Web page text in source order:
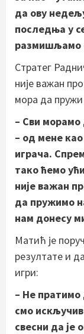
да ову
последња у
размишљамо
Стратег
није важан
мора да пружи
– Сви морамо
– од мене
играча.
тако ћемо
није важан
да пружимо
нам донесу
Матић је
резултате и
игри:
– Не пратимо
смо
свесни да је